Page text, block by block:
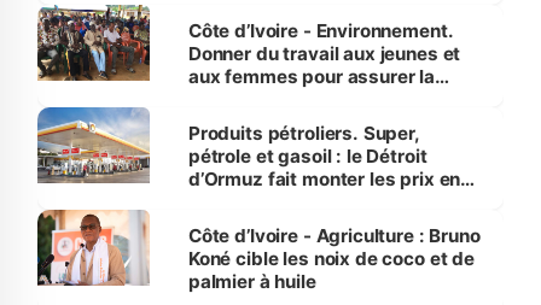
Côte d’Ivoire - Environnement.
Donner du travail aux jeunes et
aux femmes pour assurer la
menacées
Produits pétroliers. Super,
pétrole et gasoil : le Détroit
d’Ormuz fait monter les prix en
Côte d’Ivoire - Agriculture : Bruno
Koné cible les noix de coco et de
palmier à huile